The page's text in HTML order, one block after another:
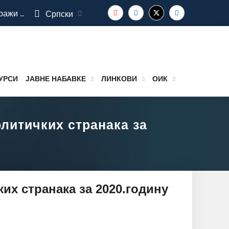
.. Српски
ЈАВНЕ НАБАВКЕ ЛИНКОВИ ОИК
странака за
странака за 2020.годину